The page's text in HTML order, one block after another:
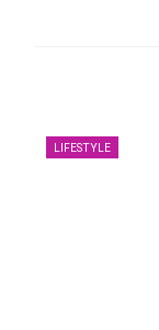
LIFESTYLE